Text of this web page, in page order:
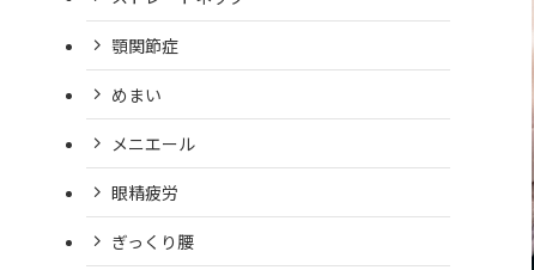
顎関節症
めまい
メニエール
眼精疲労
ぎっくり腰